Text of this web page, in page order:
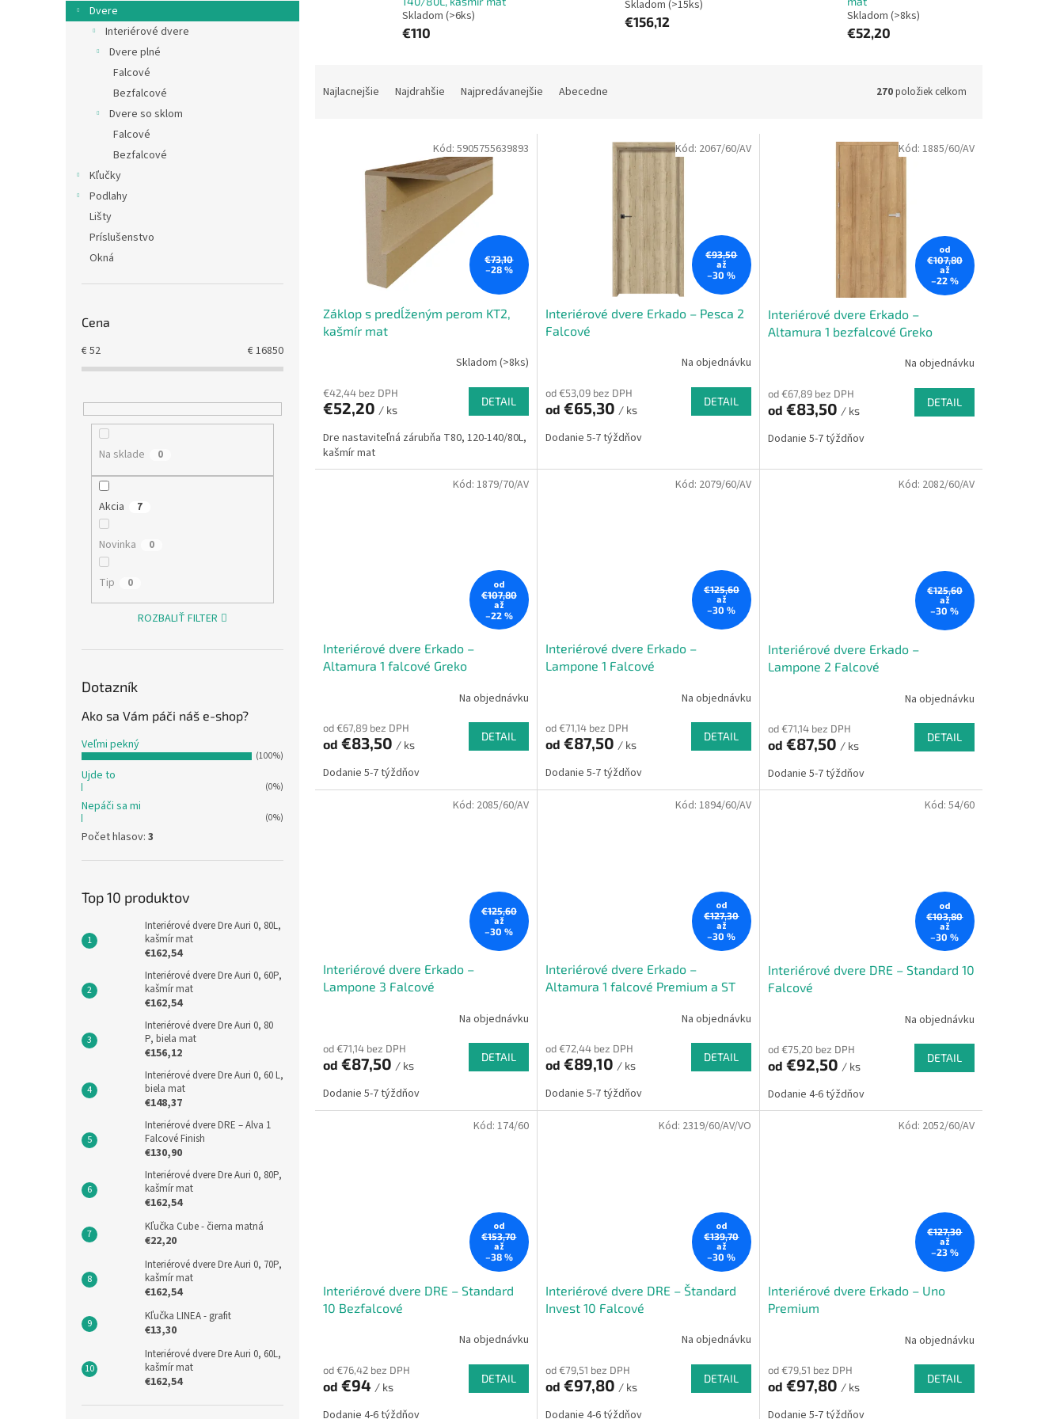
Dvere
Interiérové dvere
Dvere plné
Falcové
Bezfalcové
Dvere so sklom
Falcové
Bezfalcové
Kľučky
Podlahy
Lišty
Príslušenstvo
Okná
Cena
€52 €16850
Na sklade 0
Akcia 7
Novinka 0
Tip 0
ROZBALIŤ FILTER
Dotazník
Ako sa Vám páči náš e-shop?
Veľmi pekný
(100%)
Ujde to
(0%)
Nepáči sa mi
(0%)
Počet hlasov: 3
Top 10 produktov
Interiérové dvere Dre Auri 0, 80L,
kašmír mat
€162,54
Interiérové dvere Dre Auri 0, 60P,
kašmír mat
€162,54
Interiérové dvere Dre Auri 0, 80
P, biela mat
€156,12
Interiérové dvere Dre Auri 0, 60 L,
biela mat
€148,37
Interiérové dvere DRE – Alva 1
Falcové Finish
€130,90
Interiérové dvere Dre Auri 0, 80P,
kašmír mat
€162,54
Kľučka Cube - čierna matná
€22,20
Interiérové dvere Dre Auri 0, 70P,
kašmír mat
€162,54
Kľučka LINEA - grafit
€13,30
Interiérové dvere Dre Auri 0, 60L,
kašmír mat
€162,54
Skladom (>6ks)
€110
Skladom (>15ks)
€156,12
Skladom (>8ks)
€52,20
Najlacnejšie Najdrahšie Najpredávanejšie Abecedne 270položiek celkom
€73,10
–28 %
Záklop s predĺženým perom KT2,
kašmír mat
Skladom (>8ks)
€42,44 bez DPH
€52,20 / ks
DETAIL
Dre nastaviteľná zárubňa T80, 120-140/80L,
kašmír mat
Kód: 5905755639893
€93,50
až
–30 %
Interiérové dvere Erkado – Pesca 2
Falcové
Na objednávku
od €53,09 bez DPH
od €65,30 / ks
DETAIL
Dodanie 5-7 týždňov
Kód: 2067/60/AV
od
€107,80
až
–22 %
Interiérové dvere Erkado –
Altamura 1 bezfalcové Greko
Na objednávku
od €67,89 bez DPH
od €83,50 / ks
DETAIL
Dodanie 5-7 týždňov
Kód: 1885/60/AV
od
€107,80
až
–22 %
Interiérové dvere Erkado –
Altamura 1 falcové Greko
Na objednávku
od €67,89 bez DPH
od €83,50 / ks
DETAIL
Dodanie 5-7 týždňov
Kód: 1879/70/AV
€125,60
až
–30 %
Interiérové dvere Erkado –
Lampone 1 Falcové
Na objednávku
od €71,14 bez DPH
od €87,50 / ks
DETAIL
Dodanie 5-7 týždňov
Kód: 2079/60/AV
€125,60
až
–30 %
Interiérové dvere Erkado –
Lampone 2 Falcové
Na objednávku
od €71,14 bez DPH
od €87,50 / ks
DETAIL
Dodanie 5-7 týždňov
Kód: 2082/60/AV
€125,60
až
–30 %
Interiérové dvere Erkado –
Lampone 3 Falcové
Na objednávku
od €71,14 bez DPH
od €87,50 / ks
DETAIL
Dodanie 5-7 týždňov
Kód: 2085/60/AV
od
€127,30
až
–30 %
Interiérové dvere Erkado –
Altamura 1 falcové Premium a ST
Na objednávku
od €72,44 bez DPH
od €89,10 / ks
DETAIL
Dodanie 5-7 týždňov
Kód: 1894/60/AV
od
€103,80
až
–30 %
Interiérové dvere DRE – Standard 10
Falcové
Na objednávku
od €75,20 bez DPH
od €92,50 / ks
DETAIL
Dodanie 4-6 týždňov
Kód: 54/60
od
€153,70
až
–38 %
Interiérové dvere DRE – Standard
10 Bezfalcové
Na objednávku
od €76,42 bez DPH
od €94 / ks
DETAIL
Dodanie 4-6 týždňov
Kód: 174/60
od
€139,70
až
–30 %
Interiérové dvere DRE – Štandard
Invest 10 Falcové
Na objednávku
od €79,51 bez DPH
od €97,80 / ks
DETAIL
Dodanie 4-6 týždňov
Kód: 2319/60/AV/VO
€127,30
až
–23 %
Interiérové dvere Erkado – Uno
Premium
Na objednávku
od €79,51 bez DPH
od €97,80 / ks
DETAIL
Dodanie 5-7 týždňov
Kód: 2052/60/AV